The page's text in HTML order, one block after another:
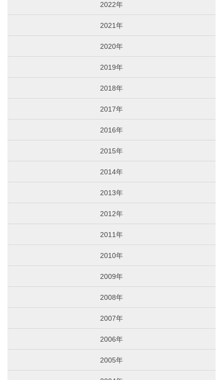
2022年
2021年
2020年
2019年
2018年
2017年
2016年
2015年
2014年
2013年
2012年
2011年
2010年
2009年
2008年
2007年
2006年
2005年